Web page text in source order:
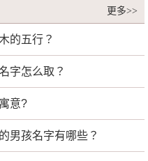
更多>>
的五行？
字怎么取？
意?
男孩名字有哪些？